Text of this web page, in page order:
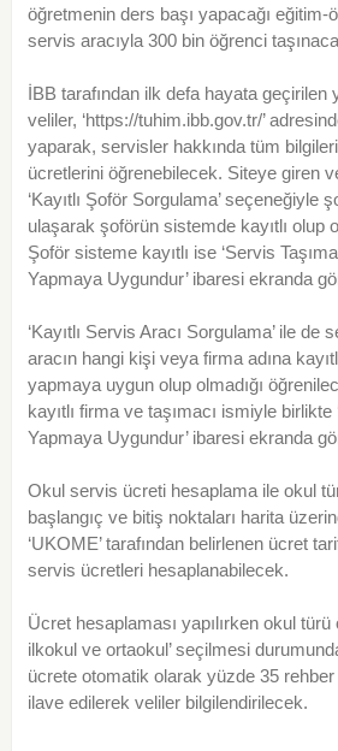
öğretmenin ders başı yapacağı eğitim-
servis aracıyla 300 bin öğrenci
İBB tarafından ilk defa hayata geçirilen
veliler, ‘https://tuhim.ibb.gov.tr/’
yaparak, servisler hakkında tüm
ücretlerini öğrenebilecek. Siteye giren
‘Kayıtlı Şoför Sorgulama’ seçeneğiyle
ulaşarak şoförün sistemde kayıtlı olup
Şoför sisteme kayıtlı ise ‘Servis
Yapmaya Uygundur’ ibaresi ekranda
‘Kayıtlı Servis Aracı Sorgulama’ ile de
aracın hangi kişi veya firma adına
yapmaya uygun olup olmadığı
kayıtlı firma ve taşımacı ismiyle birlikte
Yapmaya Uygundur’ ibaresi ekranda
Okul servis ücreti hesaplama ile okul
başlangıç ve bitiş noktaları harita
‘UKOME’ tarafından belirlenen ücret
servis ücretleri hesaplanabilecek.
Ücret hesaplaması yapılırken okul türü
ilkokul ve ortaokul’ seçilmesi
ücrete otomatik olarak yüzde 35
ilave edilerek veliler bilgilendirilecek.